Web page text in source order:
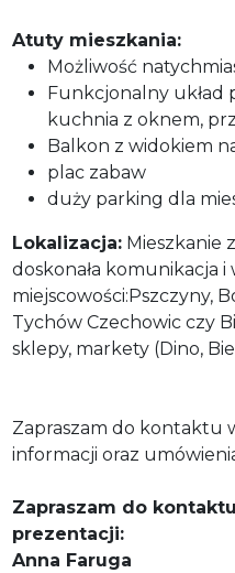
Atuty mieszkania:
Możliwość
Funkcjonalny układ
kuchnia z oknem,
Balkon z widokiem
plac zabaw
duży parking dla
Lokalizacja: Mieszkanie
doskonała komunikacja
miejscowości:Pszczyny,
Tychów Czechowic czy
sklepy, markety (Dino,
Zapraszam do kontaktu
informacji oraz
Zapraszam do
prezentacji:
Anna Faruga